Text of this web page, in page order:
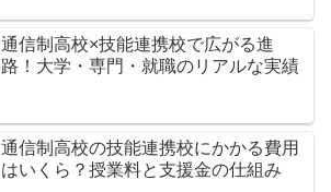
通信制高校×技能連携校で広がる進
路！大学・専門・就職のリアルな実績
通信制高校の技能連携校にかかる費用
はいくら？授業料と支援金の仕組み